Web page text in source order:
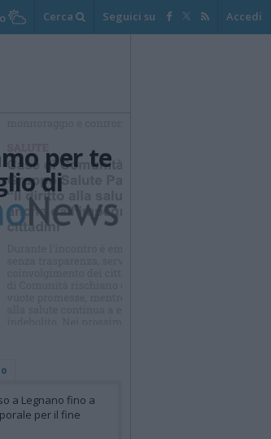
Cerca Seguici su Accedi
per te
di
alla
a Legnano fino a
per il fine